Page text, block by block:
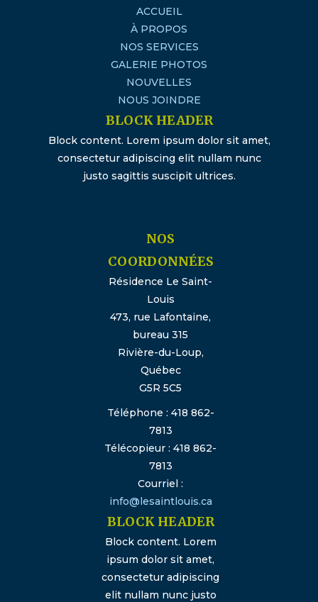
ACCUEIL
À PROPOS
NOS SERVICES
GALERIE PHOTOS
NOUVELLES
NOUS JOINDRE
BLOCK HEADER
Block content. Lorem ipsum dolor sit amet,
consectetur adipiscing elit nullam nunc
justo sagittis suscipit ultrices.
NOS
COORDONNÉES
Résidence Le Saint-
Louis
473, rue Lafontaine,
bureau 315
Rivière-du-Loup,
Québec
G5R 5C5
Téléphone : 418 862-
7813
Télécopieur : 418 862-
7813
Courriel :
info@lesaintlouis.ca
BLOCK HEADER
Block content. Lorem
ipsum dolor sit amet,
consectetur adipiscing
elit nullam nunc justo